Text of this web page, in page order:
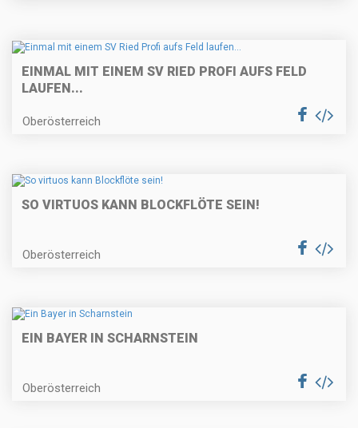
EINMAL MIT EINEM SV RIED PROFI AUFS FELD
LAUFEN...
Oberösterreich
SO VIRTUOS KANN BLOCKFLÖTE SEIN!
Oberösterreich
EIN BAYER IN SCHARNSTEIN
Oberösterreich